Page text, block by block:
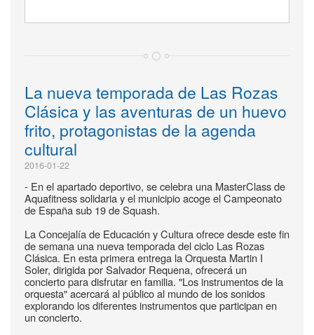
La nueva temporada de Las Rozas
Clásica y las aventuras de un huevo
frito, protagonistas de la agenda
cultural
2016-01-22
- En el apartado deportivo, se celebra una MasterClass de
Aquafitness solidaria y el municipio acoge el Campeonato
de España sub 19 de Squash.
La Concejalía de Educación y Cultura ofrece desde este fin
de semana una nueva temporada del ciclo Las Rozas
Clásica. En esta primera entrega la Orquesta Martin I
Soler, dirigida por Salvador Requena, ofrecerá un
concierto para disfrutar en familia. "Los instrumentos de la
orquesta" acercará al público al mundo de los sonidos
explorando los diferentes instrumentos que participan en
un concierto.